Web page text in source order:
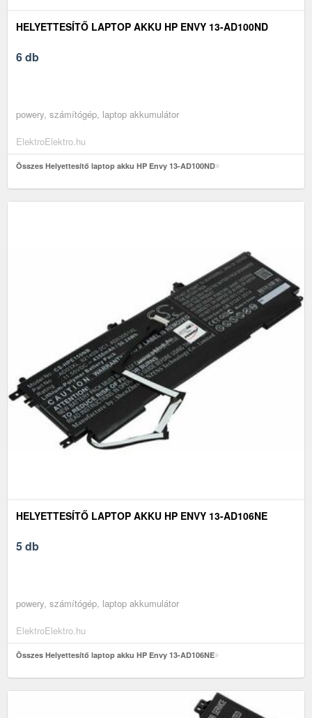
HELYETTESÍTŐ LAPTOP AKKU HP ENVY 13-AD100ND
6 db
powery, számítógép, laptop akkumulátor
ElektroElektro.hu
Összes Helyettesítő laptop akku HP Envy 13-AD100ND
HELYETTESÍTŐ LAPTOP AKKU HP ENVY 13-AD106NE
5 db
powery, számítógép, laptop akkumulátor
ElektroElektro.hu
Összes Helyettesítő laptop akku HP Envy 13-AD106NE